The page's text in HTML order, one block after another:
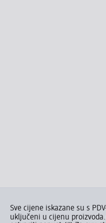
Sve cijene iskazane su s
uključeni u cijenu proizvoda.